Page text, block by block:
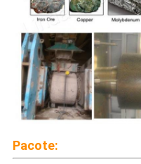
Pacote: